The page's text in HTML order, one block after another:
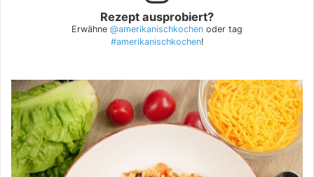
Rezept ausprobiert?
Erwähne @amerikanischkochen oder tag
#amerikanischkochen!